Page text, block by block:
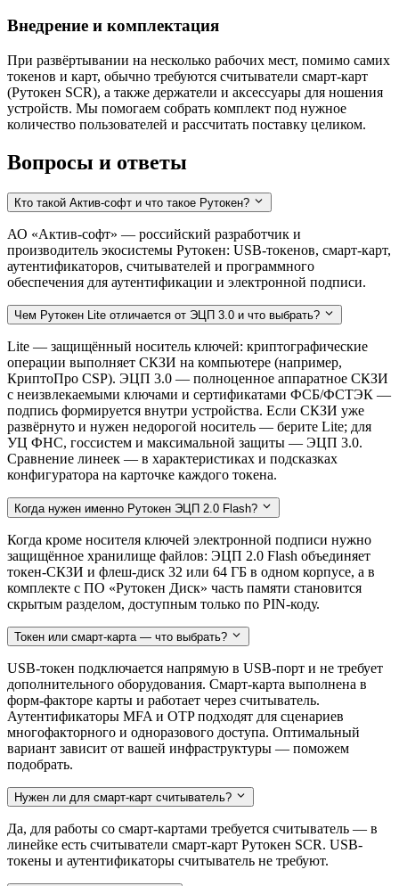
Внедрение и комплектация
При развёртывании на несколько рабочих мест, помимо самих
токенов и карт, обычно требуются считыватели смарт-карт
(Рутокен SCR), а также держатели и аксессуары для ношения
устройств. Мы помогаем собрать комплект под нужное
количество пользователей и рассчитать поставку целиком.
Вопросы и ответы
Кто такой Актив-софт и что такое Рутокен?
АО «Актив-софт» — российский разработчик и
производитель экосистемы Рутокен: USB-токенов, смарт-карт,
аутентификаторов, считывателей и программного
обеспечения для аутентификации и электронной подписи.
Чем Рутокен Lite отличается от ЭЦП 3.0 и что выбрать?
Lite — защищённый носитель ключей: криптографические
операции выполняет СКЗИ на компьютере (например,
КриптоПро CSP). ЭЦП 3.0 — полноценное аппаратное СКЗИ
с неизвлекаемыми ключами и сертификатами ФСБ/ФСТЭК —
подпись формируется внутри устройства. Если СКЗИ уже
развёрнуто и нужен недорогой носитель — берите Lite; для
УЦ ФНС, госсистем и максимальной защиты — ЭЦП 3.0.
Сравнение линеек — в характеристиках и подсказках
конфигуратора на карточке каждого токена.
Когда нужен именно Рутокен ЭЦП 2.0 Flash?
Когда кроме носителя ключей электронной подписи нужно
защищённое хранилище файлов: ЭЦП 2.0 Flash объединяет
токен-СКЗИ и флеш-диск 32 или 64 ГБ в одном корпусе, а в
комплекте с ПО «Рутокен Диск» часть памяти становится
скрытым разделом, доступным только по PIN-коду.
Токен или смарт-карта — что выбрать?
USB-токен подключается напрямую в USB-порт и не требует
дополнительного оборудования. Смарт-карта выполнена в
форм-факторе карты и работает через считыватель.
Аутентификаторы MFA и OTP подходят для сценариев
многофакторного и одноразового доступа. Оптимальный
вариант зависит от вашей инфраструктуры — поможем
подобрать.
Нужен ли для смарт-карт считыватель?
Да, для работы со смарт-картами требуется считыватель — в
линейке есть считыватели смарт-карт Рутокен SCR. USB-
токены и аутентификаторы считыватель не требуют.